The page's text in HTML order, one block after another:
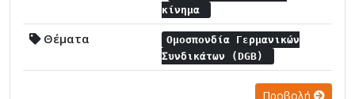
κίνημα
Θέματα
Ομοσπονδία Γερμανικών
Συνδικάτων (DGB)
Προβολή